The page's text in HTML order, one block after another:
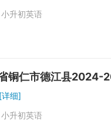
小升初英语
铜仁市德江县2024-
[详细]
小升初英语